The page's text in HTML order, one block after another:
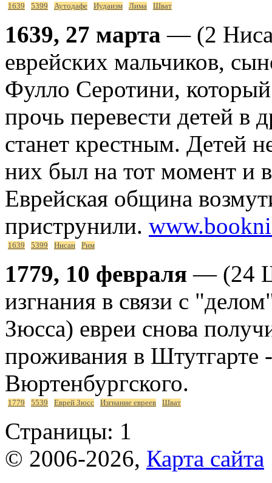
1639 5399 Аутодафе Иудаизм Лима Шват
1639, 27 марта — (2
еврейских мальчиков,
Фулло Серотини,
прочь перевести детей в
станет крестным. Детей
них был на тот момент и
Еврейская община
приструнили.
1639 5399 Нисан Рим
1779, 10 февраля — (24
изгнания в связи с
Зюсса) евреи снова
проживания в Штутгарте -
Вюртенбургского.
1779 5539 Еврей Зюсс Изгнание евреев Шват
Страницы: 1
© 2006-2026, Карта сайта